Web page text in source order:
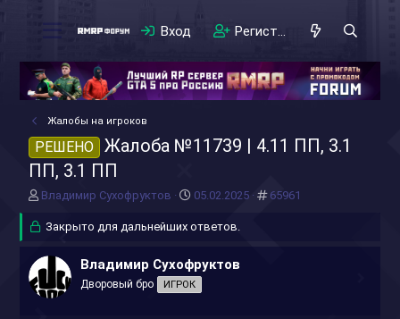
Вход Регистрация
Жалобы на игроков
РЕШЕНО
Жалоба №11739 | 4.11 ПП, 3.1
ПП, 3.1 ПП
А
т
р
е
Владимир Сухофруктов
Д
т
н
а
ч
05.02.2025 #
65961
Закрыто для дальнейших ответов.
Владимир Сухофруктов
Дворовый бро ИГРОК